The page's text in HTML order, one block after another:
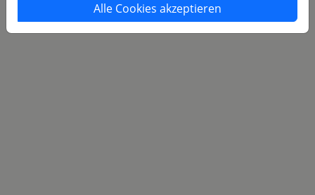
Alle Cookies akzeptieren